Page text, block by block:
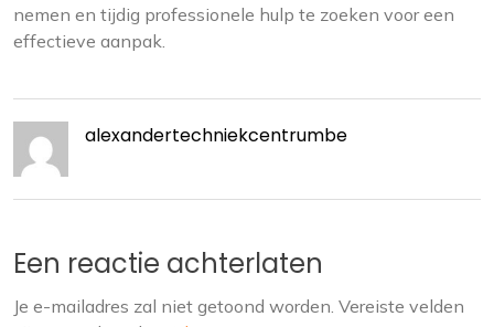
nemen en tijdig professionele hulp te zoeken voor een
effectieve aanpak.
alexandertechniekcentrumbe
Een reactie achterlaten
Je e-mailadres zal niet getoond worden. Vereiste velden